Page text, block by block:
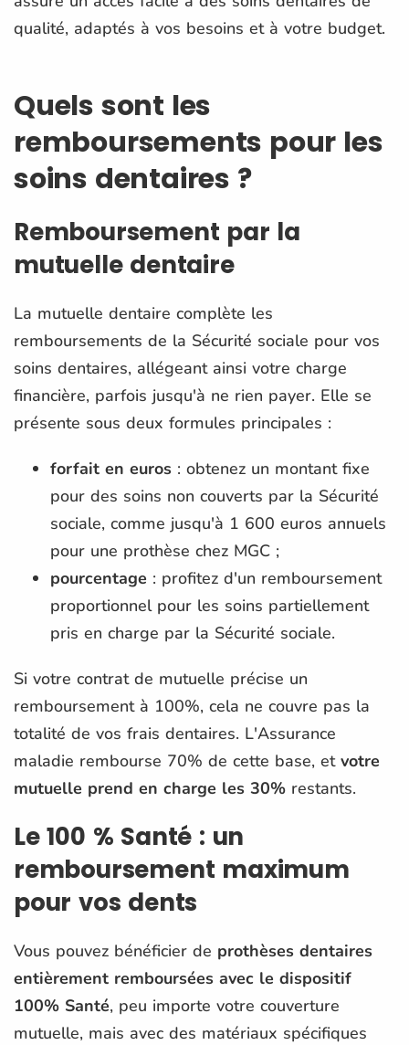
qualité, adaptés à vos besoins et à votre budget.
Quels sont les
remboursements pour les
soins dentaires ?
Remboursement par la
mutuelle dentaire
La mutuelle dentaire complète les
remboursements de la Sécurité sociale pour vos
soins dentaires, allégeant ainsi votre charge
financière, parfois jusqu'à ne rien payer. Elle se
présente sous deux formules principales :
forfait en euros : obtenez un montant fixe
pour des soins non couverts par la Sécurité
sociale, comme jusqu'à 1 600 euros annuels
pour une prothèse chez MGC ;
pourcentage : profitez d'un remboursement
proportionnel pour les soins partiellement
pris en charge par la Sécurité sociale.
Si votre contrat de mutuelle précise un
remboursement à 100%, cela ne couvre pas la
totalité de vos frais dentaires. L'Assurance
maladie rembourse 70% de cette base, et votre
mutuelle prend en charge les 30% restants.
Le 100 % Santé : un
remboursement maximum
pour vos dents
Vous pouvez bénéficier de prothèses dentaires
entièrement remboursées avec le dispositif
100% Santé, peu importe votre couverture
mutuelle, mais avec des matériaux spécifiques